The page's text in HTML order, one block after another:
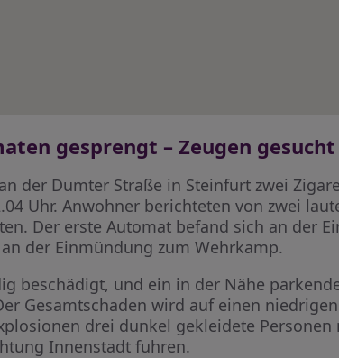
gesprengt – Zeugen gesucht
der Dumter Straße in Steinfurt zwei
Uhr. Anwohner berichteten von zwei
Der erste Automat befand sich an der
der Einmündung zum Wehrkamp.
beschädigt, und ein in der Nähe
Gesamtschaden wird auf einen
drei dunkel gekleidete
Innenstadt fuhren.